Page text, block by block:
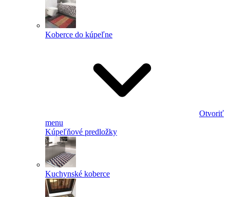
Koberce do kúpeľne
Otvoriť
menu
Kúpeľňové predložky
Kuchynské koberce